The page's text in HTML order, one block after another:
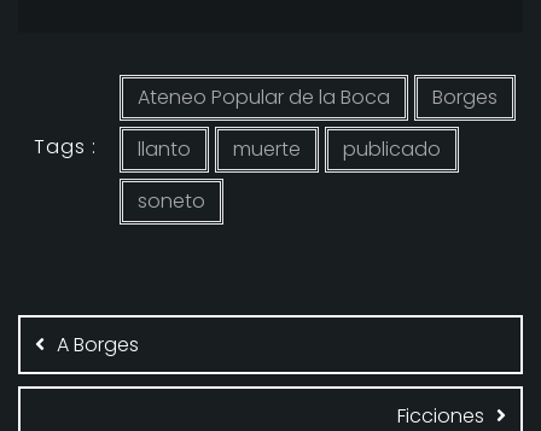
Tags :
Ateneo Popular de la Boca
Borges
llanto
muerte
publicado
soneto
Navegación
de
entradas
A Borges
Ficciones